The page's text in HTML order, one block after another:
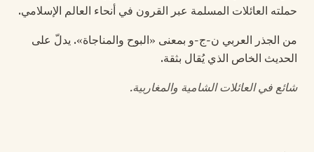
حملته العائلات المسلمة عبر القرون في أنحاء العالم الإسلامي.
من الجذر العربي ن-ج-و بمعنى «البوح والمناجاة». يدلّ على
الحديث الخاص الذي يُقال بثقة.
شائع في العائلات الشامية والمغاربية.